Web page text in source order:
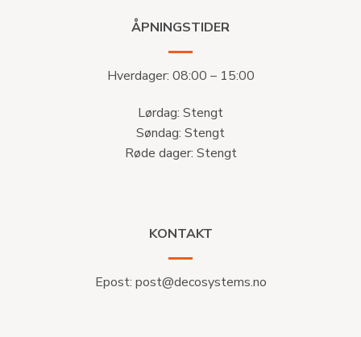
ÅPNINGSTIDER
Hverdager: 08:00 – 15:00
Lørdag: Stengt
Søndag: Stengt
Røde dager: Stengt
KONTAKT
Epost: post@decosystems.no